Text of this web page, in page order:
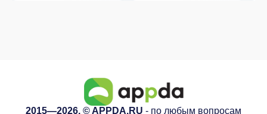
2015—2026. © APPDA.RU - по любым вопросам